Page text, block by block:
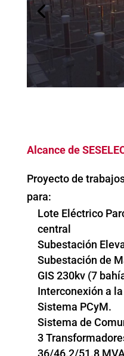
Alcance de
Proyecto de
para:
Lote Eléctrico
central
Subestación
Subestación de
GIS 230kv (7
Interconexión a la
Sistema PCyM.
Sistema de
3